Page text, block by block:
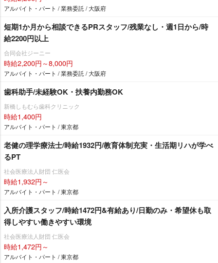
アルバイト・パート / 業務委託 / 大阪府
短期1か月から相談できるPRスタッフ/残業なし・週1日から/時
給2200円以上
合同会社ジーニー
時給2,200円～8,000円
アルバイト・パート / 業務委託 / 大阪府
歯科助手/未経験OK・扶養内勤務OK
新橋しもむら歯科クリニック
時給1,400円
アルバイト・パート / 東京都
老健の理学療法士/時給1932円/教育体制充実・生活期リハが学べ
るPT
社会医療法人財団 仁医会
時給1,932円～
アルバイト・パート / 東京都
入所介護スタッフ/時給1472円&有給あり/日勤のみ・希望休も取
得しやすい働きやすい環境
社会医療法人財団 仁医会
時給1,472円～
アルバイト・パート / 東京都